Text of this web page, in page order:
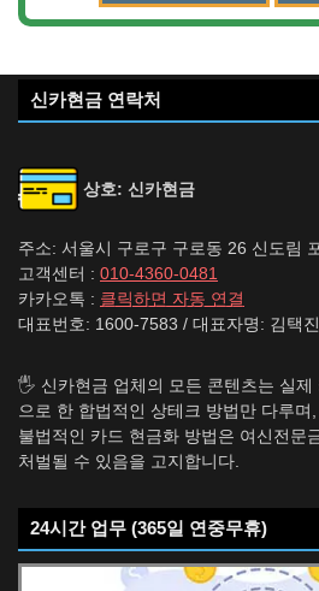
신카현금 연락처
상호: 신카현금
주소: 서울시 구로구 구로동 26 신도림
고객센터 : 010-4360-0481
카카오톡 : 클릭하면 자동 연결
대표번호: 1600-7583 / 대표자명: 김택진
🖐️ 신카현금 업체의 모든 콘텐츠는 실제
으로 한 합법적인 상테크 방법만 다루
불법적인 카드 현금화 방법은 여신전문
처벌될 수 있음을 고지합니다.
24시간 업무 (365일 연중무휴)